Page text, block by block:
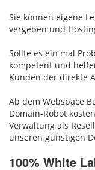
Sie können eigene
vergeben und
Sollte es ein mal
kompetent und
Kunden der direkte
Ab dem Webspace
Domain-Robot
Verwaltung als
unseren günstigen
100% White